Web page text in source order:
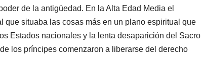
de la antigüedad. En la Alta Edad Media el
situaba las cosas más en un plano espiritual que
Estados nacionales y la lenta desaparición del Sacro
los príncipes comenzaron a liberarse del derecho